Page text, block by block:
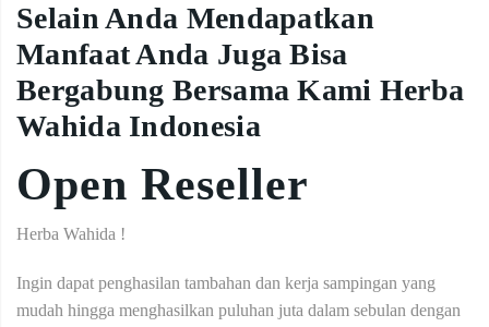
Selain Anda Mendapatkan
Manfaat Anda Juga Bisa
Bergabung Bersama Kami Herba
Wahida Indonesia
Open Reseller
Herba Wahida !
Ingin dapat penghasilan tambahan dan kerja sampingan yang
mudah hingga menghasilkan puluhan juta dalam sebulan dengan